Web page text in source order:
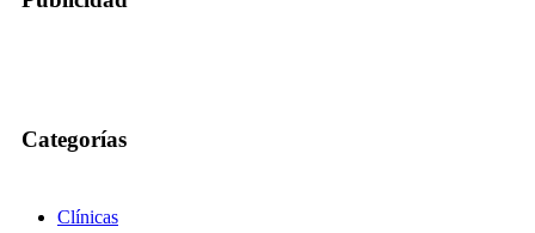
Categorías
Clínicas